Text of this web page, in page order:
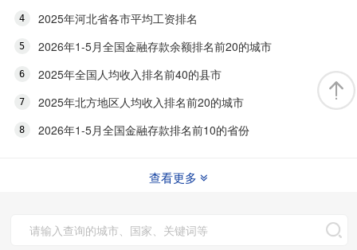
2025年河北省各市平均工资排名
2026年1-5月全国金融存款余额排名前20的城市
2025年全国人均收入排名前40的县市
2025年北方地区人均收入排名前20的城市
2026年1-5月全国金融存款排名前10的省份
查看更多